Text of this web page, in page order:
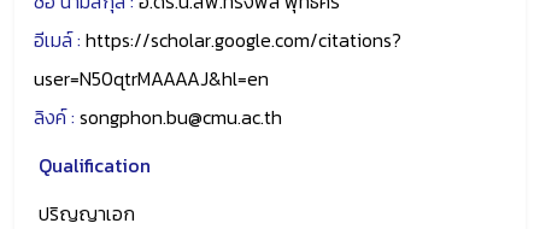
อีเมล์ : https://scholar.google.com/citations?
user=N50qtrMAAAAJ&hl=en
ลิงค์ : songphon.bu@cmu.ac.th
Qualification
ปริญญาเอก